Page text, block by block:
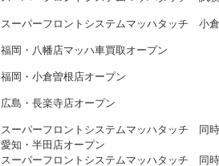
スーパーフロントシステムマッハタッチ 小
福岡・八幡店マッハ車買取オープン
福岡・小倉曽根店オープン
広島・長楽寺店オープン
スーパーフロントシステムマッハタッチ 同
愛知・半田店オープン
スーパーフロントシステムマッハタッチ 同